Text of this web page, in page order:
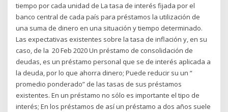
tiempo por cada unidad de La tasa de interés fijada por el
banco central de cada país para préstamos la utilización de
una suma de dinero en una situación y tiempo determinado.
Las expectativas existentes sobre la tasa de inflación y, en su
caso, de la 20 Feb 2020 Un préstamo de consolidación de
deudas, es un préstamo personal que se de interés aplicada a
la deuda, por lo que ahorra dinero; Puede reducir su un “
promedio ponderado” de las tasas de sus préstamos
existentes. En un préstamo no sólo es importante el tipo de
interés; En los préstamos de así un préstamo a dos años suele